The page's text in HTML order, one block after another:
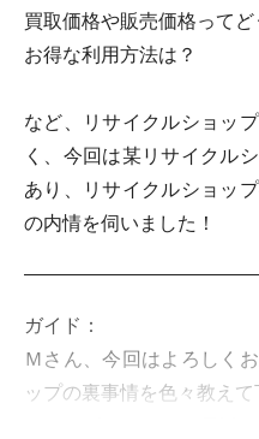
買取価格や販売価格って
お得な利用方法は？
など、リサイクルショッ
く、今回は某リサイクル
あり、リサイクルショッ
の内情を伺いました！
ガイド：
Ｍさん、今回はよろしく
ップの裏事情を色々教えて